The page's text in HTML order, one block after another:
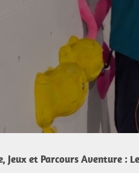
Jeux et Parcours Aventure :